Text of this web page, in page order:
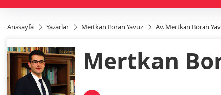
Anasayfa Yazarlar Mertkan Boran Yavuz Av. Mertkan Boran
Mertkan